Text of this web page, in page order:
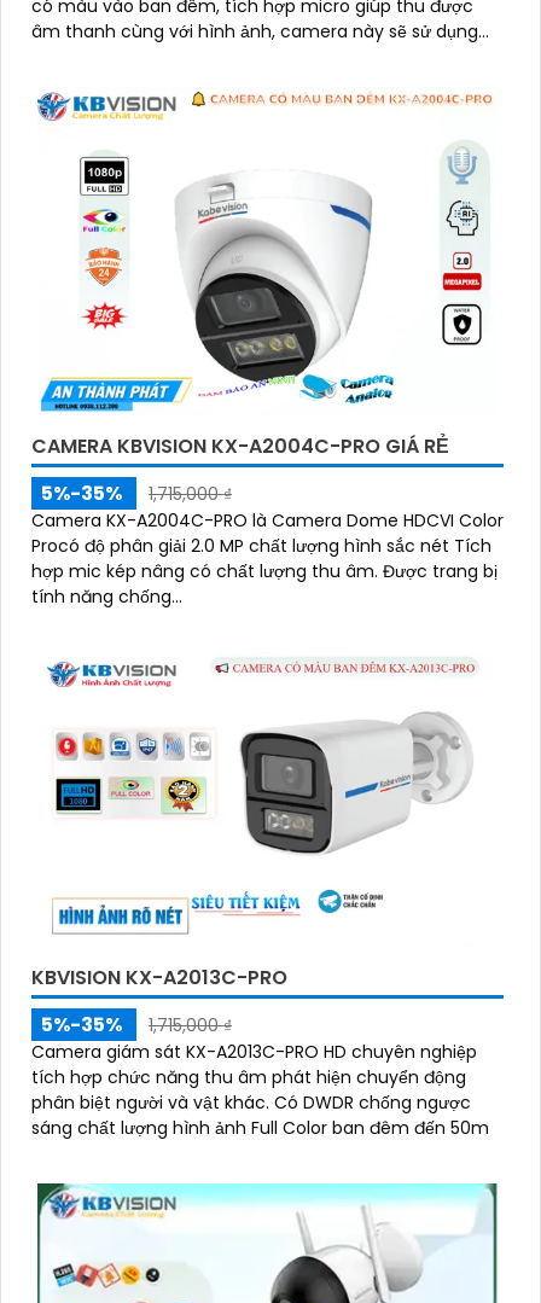
này.
có màu vào ban đêm, tích hợp micro giúp thu được
âm thanh cùng với hình ảnh, camera này sẽ sử dụng
CAMERA KBVISION KX-A2004C-PRO GIÁ RẺ
5%-35%
1,715,000 ₫
Camera KX-A2004C-PRO là Camera Dome HDCVI Color
Procó độ phân giải 2.0 MP chất lượng hình sắc nét Tích
hợp mic kép nâng có chất lượng thu âm. Được trang bị
tính năng chống...
KBVISION KX-A2013C-PRO
5%-35%
1,715,000 ₫
Camera giám sát KX-A2013C-PRO HD chuyên nghiệp
tích hợp chức năng thu âm phát hiện chuyển động
phân biệt người và vật khác. Có DWDR chống ngược
sáng chất lượng hình ảnh Full Color ban đêm đến 50m